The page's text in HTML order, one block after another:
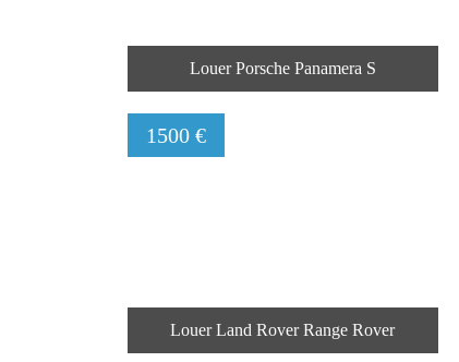
Louer Porsche Panamera S
1500 €
Louer Land Rover Range Rover